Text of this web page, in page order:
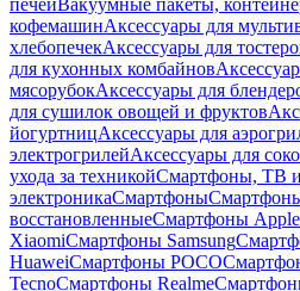
печейВакуумные пакеты,
кофемашинАксессуары для
хлебопечекАксессуары для
для кухонных комбайнов
мясорубокАксессуары для
для сушилок овощей и фруктов
йогуртницАксессуары для
электрогрилейАксессуары для
ухода за техникойСмартфоны, ТВ и
электроникаСмартфоны
восстановленныеСмартфоны Apple
XiaomiСмартфоны Samsung
HuaweiСмартфоны POCO
TecnoСмартфоны Realme